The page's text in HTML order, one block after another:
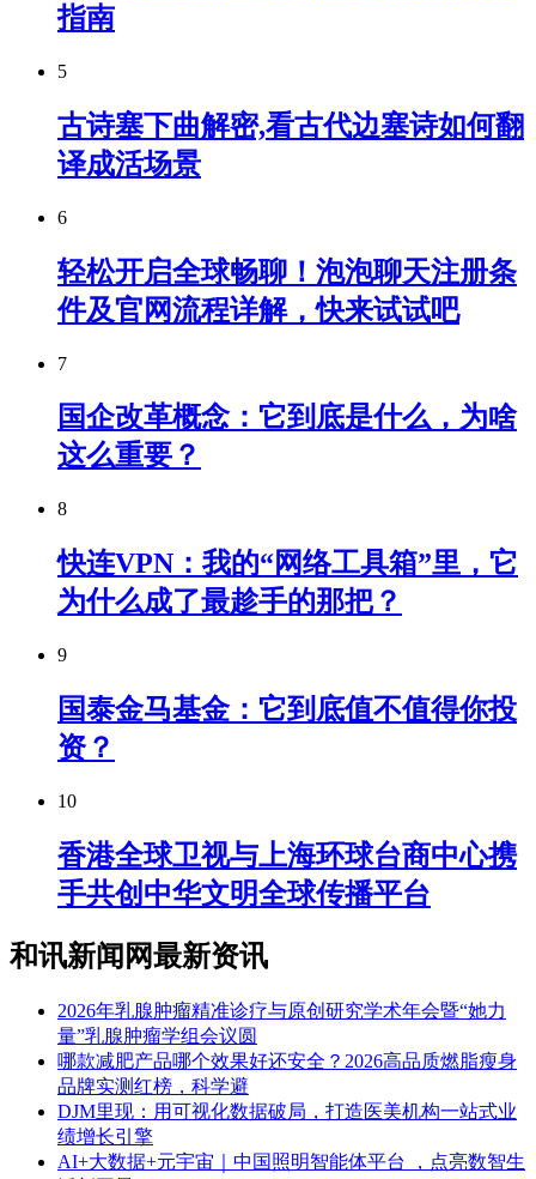
指南
5
古诗塞下曲解密,看古代边塞诗如何翻
译成活场景
6
轻松开启全球畅聊！泡泡聊天注册条
件及官网流程详解，快来试试吧
7
国企改革概念：它到底是什么，为啥
这么重要？
8
快连VPN：我的“网络工具箱”里，它
为什么成了最趁手的那把？
9
国泰金马基金：它到底值不值得你投
资？
10
香港全球卫视与上海环球台商中心携
手共创中华文明全球传播平台
和讯新闻网最新资讯
2026年乳腺肿瘤精准诊疗与原创研究学术年会暨“她力
量”乳腺肿瘤学组会议圆
​哪款减肥产品哪个效果好还安全？2026高品质燃脂瘦身
品牌实测红榜，科学避
DJM里现：用可视化数据破局，打造医美机构一站式业
绩增长引擎
AI+大数据+元宇宙｜中国照明智能体平台 ，点亮数智生